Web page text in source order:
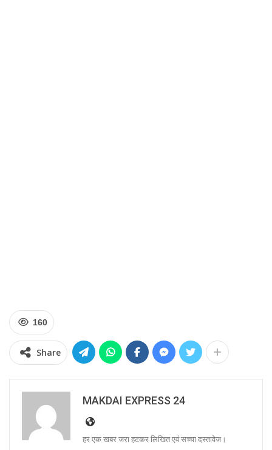
160
Share
MAKDAI EXPRESS 24
हर एक खबर जरा हटकर लिखित एवं सच्चा दस्तावेज।